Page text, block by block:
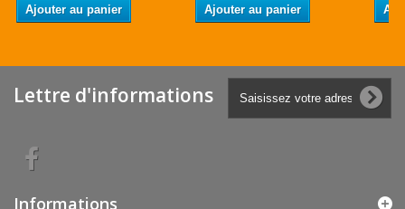
Ajouter au panier
Ajouter au panier
Lettre d'informations
Informations